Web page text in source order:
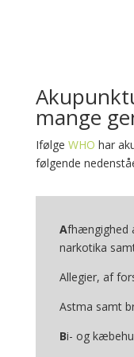
mange
Ifølge WHO har
følgende
Afhængighed
narkotika
Allegier, af
Astma samt
Bi- og